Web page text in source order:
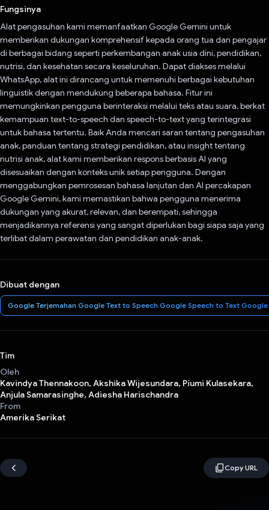
Fungsinya
Alat pengasuhan kami memanfaatkan Google Gemini untuk
memberikan dukungan komprehensif kepada orang tua dan pengajar
di berbagai bidang seperti perkembangan anak usia dini, pendidikan,
nutrisi, dan kesehatan secara keseluruhan. Dapat diakses melalui
WhatsApp, alat ini dirancang untuk memenuhi berbagai kebutuhan
linguistik dengan mendukung beberapa bahasa. Fitur ini
memungkinkan pengguna berinteraksi melalui teks atau suara, berkat
kemampuan text-to-speech dan speech-to-text yang terintegrasi
untuk bahasa tertentu. Baik Anda mencari saran tentang pengasuhan
anak, panduan tentang strategi pendidikan, atau insight tentang
nutrisi anak, alat kami memberikan respons berbasis AI yang
disesuaikan dengan konteks unik setiap pengguna. Dengan
menggabungkan pemrosesan bahasa lanjutan dan AI percakapan
Google Gemini, kami memastikan bahwa pengguna menerima
dukungan yang akurat, relevan, dan berempati, sehingga
menjadikannya referensi yang sangat diperlukan bagi siapa saja yang
terlibat dalam perawatan dan pendidikan anak-anak.
Dibuat dengan
Google Terjemahan Google Text to Speech Google Speech to Text
Tim
Oleh
Kavindya Thennakoon, Akshika Wijesundara, Piumi Kulasekara,
Anjula Samarasinghe, Adiesha Harischandra
From
Amerika Serikat